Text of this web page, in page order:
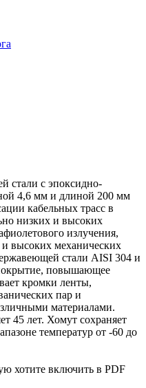
стали с эпоксидно-
4,6 мм и длиной 200 мм
кабельных трасс в
низких и высоких
излучения,
высоких механических
стали AISI 304 и
повышающее
кромки ленты,
пар и
материалами.
45 лет. Хомут сохраняет
температур от -60 до
хотите включить в PDF